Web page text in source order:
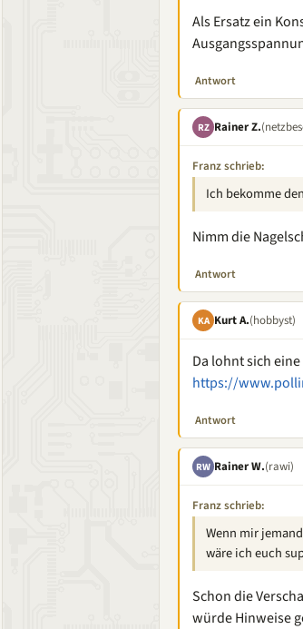
Als Ersatz ein
Antwort
RZ Rainer Z.
Franz schrieb:
Ich bekomme
Nimm die
Antwort
KA Kurt A.(hobbyst)
Da lohnt sich
https://
Antwort
RW Rainer W.(rawi)
Franz schrieb:
Wenn mir
wäre ich euch
Schon die
würde Hinweise